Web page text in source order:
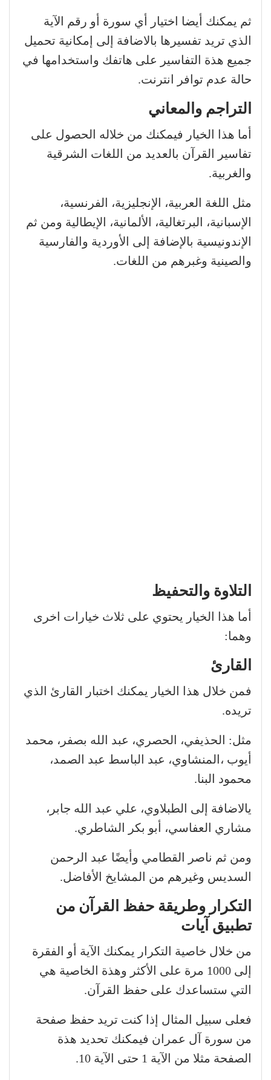
ثم يمكنك أيضا اختيار أي سورة أو رقم الآية
الذي تريد تفسيرها بالاضافة إلى إمكانية تحميل
جميع هذة التفاسير على هاتفك واستخدامها في
حالة عدم توافر انترنت.
التراجم والمعاني
أما هذا الخيار فيمكنك من خلاله الحصول على
تفاسير القرآن بالعديد من اللغات الشرقية
والغربية.
مثل اللغة العربية، الإنجليزية، الفرنسية،
الإسبانية، البرتغالية، الألمانية، الإيطالية ومن ثم
الإندونيسية بالإضافة إلى الأوردية والفارسية
والصينية وغبرهم من اللغات.
التلاوة والتحفيظ
أما هذا الخيار يحتوي على ثلاث خيارات اخرى
وهما:
القارئ
فمن خلال هذا الخيار يمكنك اختبار القارئ الذي
تريده.
مثل: الحذيفي، الحصري، عبد الله بصفر، محمد
أيوب ،المنشاوي، عبد الباسط عبد الصمد،
محمود البنا.
يالاضافة إلى الطبلاوي، علي عبد الله جابر،
مشاري العفاسي، أبو بكر الشاطري.
ومن ثم ناصر القطامي وأيضًا عبد الرحمن
السديس وغيرهم من المشايخ الأفاضل.
التكرار وطريقة حفظ القرآن من
تطبيق آيات
من خلال خاصية التكرار يمكنك الآية أو الفقرة
إلى 1000 مرة على الأكثر وهذة الخاصية هي
التي ستساعدك على حفظ القرآن.
فعلى سبيل المثال إذا كنت تريد حفظ صفحة
من سورة آل عمران فيمكنك تحديد هذة
الصفحة مثلا من الآية 1 حتى الآية 10.